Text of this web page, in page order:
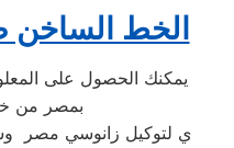
الخط الساخن
يمكنك الحصول على
بمصر من
ي لتوكيل زانوسي مصر